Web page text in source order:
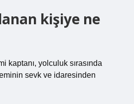
kişiye ne
kaptanı, yolculuk sırasında
sevk ve idaresinden